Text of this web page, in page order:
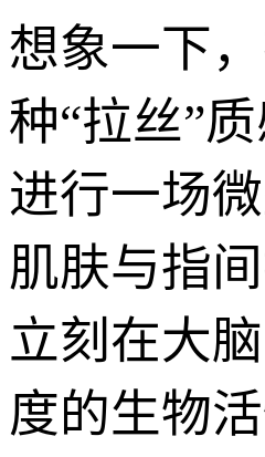
想象一下
种“拉丝”
进行一场
肌肤与指
立刻在大
度的生物